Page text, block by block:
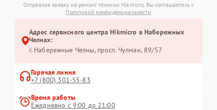
Отправляя заявку на ремонт техники Hikmicro, Вы соглашаетесь с
Политикой конфиденциальности
Адрес сервисного центра Hikmicro в Набережных
Челнах:
г. Набережные Челны, просп. Чулман, 89/57
Горячая линия
+7 (800) 301-55-83
Время работы
Ежедневно с 9:00 до 21:00